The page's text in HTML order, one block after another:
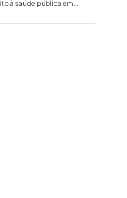
à saúde pública em